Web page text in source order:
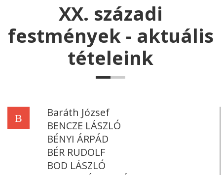
XX. századi
festmények - aktuális
tételeink
B
Baráth József
BENCZE LÁSZLÓ
BÉNYI ÁRPÁD
BÉR RUDOLF
BOD LÁSZLÓ